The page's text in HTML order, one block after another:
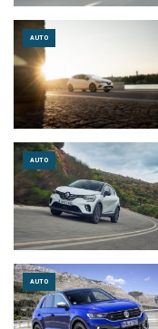
AUTO
AUTO
AUTO